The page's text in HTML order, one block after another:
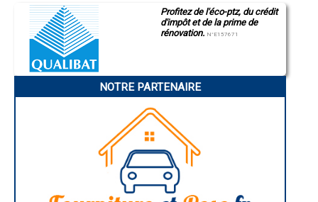
- Entreprise de rénovation immobilière à Déserts
- Entreprise de rénovation immobilière à Randens
- Entreprise de rénovation immobilière à Fourneaux
- Entreprise de rénovation immobilière à Ruffieux
- Entreprise de rénovation immobilière à Arbin
Gap
Nice
Annonay
Charleville-Mézières
Troyes
Narbonne
Marseille
Profitez de l'éco-ptz, du crédit
d'impôt et de la prime de
rénovation. N°E157671
NOTRE PARTENAIRE